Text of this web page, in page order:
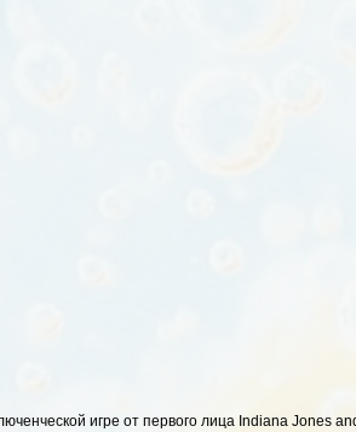
игре от первого лица Indiana